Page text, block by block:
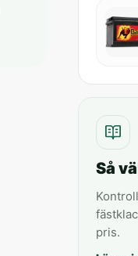
Så
pris.